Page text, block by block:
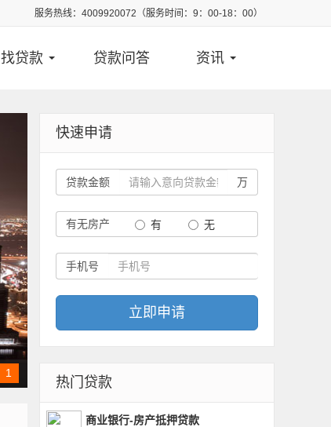
服务热线：4009920072（服务时间：9：00-18：00）
找贷款 贷款问答 资讯
1
快速申请
贷款金额 万
有无房产 有 无
手机号
立即申请
热门贷款
商业银行-房产抵押贷款